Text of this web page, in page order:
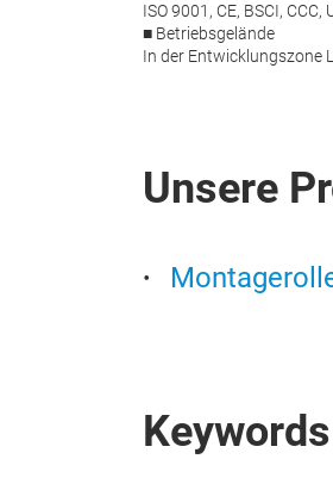
ISO 9001, CE, BSCI,
■ Betriebsgelände
In der Entwicklungszone
Unsere
Keywords